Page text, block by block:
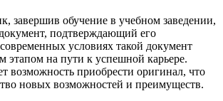
завершив обучение в учебном заведении,
подтверждающий его
условиях такой документ
этапом на пути к успешной карьере.
возможность приобрести оригинал, что
новых возможностей и преимуществ.